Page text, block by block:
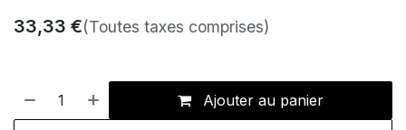
33,33 €(Toutes taxes comprises)
Ajouter au panier